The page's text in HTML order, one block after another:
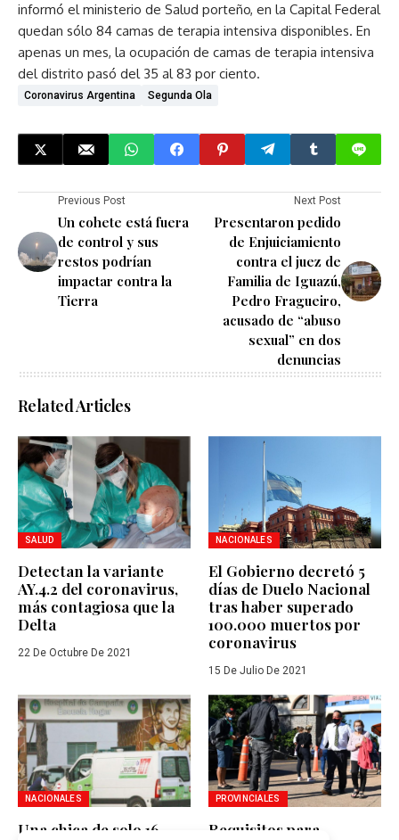
informó el ministerio de Salud porteño, en la Capital Federal
quedan sólo 84 camas de terapia intensiva disponibles. En
apenas un mes, la ocupación de camas de terapia intensiva
del distrito pasó del 35 al 83 por ciento.
Coronavirus Argentina Segunda Ola
Previous Post
Un cohete está fuera
de control y sus
restos podrían
impactar contra la
Tierra
Next Post
Presentaron pedido
de Enjuiciamiento
contra el juez de
Familia de Iguazú,
Pedro Fragueiro,
acusado de “abuso
sexual” en dos
denuncias
Related Articles
SALUD
Detectan la variante
AY.4.2 del coronavirus,
más contagiosa que la
Delta
22 De Octubre De 2021
NACIONALES
El Gobierno decretó 5
días de Duelo Nacional
tras haber superado
100.000 muertos por
coronavirus
15 De Julio De 2021
NACIONALES
Una chica de solo 16
PROVINCIALES
Requisitos para